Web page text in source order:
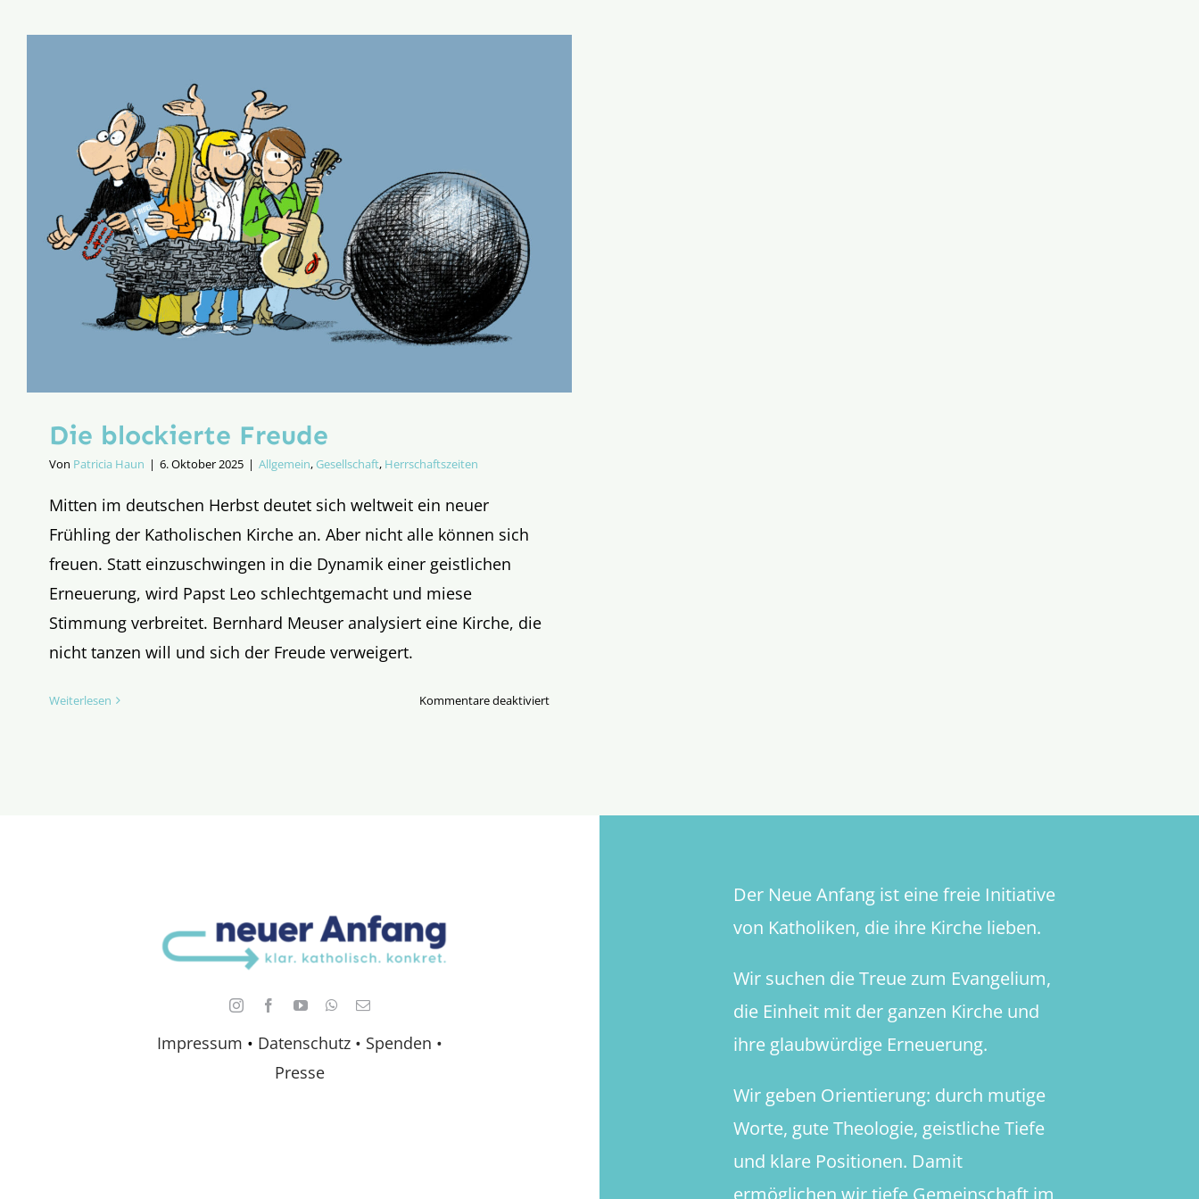
Die blockierte Freude
Von Patricia Haun | 6. Oktober 2025 | Allgemein,Gesellschaft, Herrschaftszeiten
Mitten im deutschen Herbst deutet sich weltweit ein neuer
Frühling der Katholischen Kirche an. Aber nicht alle können sich
freuen. Statt einzuschwingen in die Dynamik einer geistlichen
Erneuerung, wird Papst Leo schlechtgemacht und miese
Stimmung verbreitet. Bernhard Meuser analysiert eine Kirche, die
nicht tanzen will und sich der Freude verweigert.
Weiterlesen Kommentare deaktiviertfür
Impressum • Datenschutz • Spenden •
Presse
Der Neue Anfang ist eine freie Initiative
von Katholiken, die ihre Kirche lieben.
Wir suchen die Treue zum Evangelium,
die Einheit mit der ganzen Kirche und
ihre glaubwürdige Erneuerung.
Wir geben Orientierung: durch mutige
Worte, gute Theologie, geistliche Tiefe
und klare Positionen. Damit
ermöglichen wir tiefe Gemeinschaft im